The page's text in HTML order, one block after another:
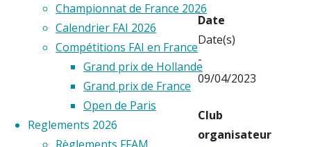
Championnat de France 2026
Calendrier FAI 2026
Compétitions FAI en France
Grand prix de Hollande
Grand prix de France
Open de Paris
Reglements 2026
Date
Date(s)
-
09/04/2023
Club
organisateur